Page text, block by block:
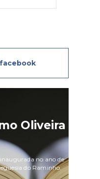
Oliveira
no ano de
do Raminho.